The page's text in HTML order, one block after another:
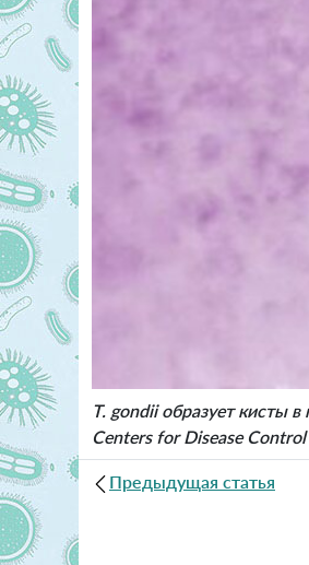
T. gondii образует кисты
Centers for Disease
Предыдущая статья